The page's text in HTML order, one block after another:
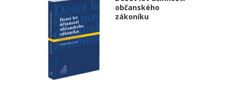
občanského
zákoníku